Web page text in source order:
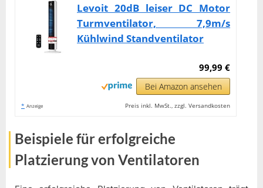
Levoit 20dB leiser DC Motor
Turmventilator, 7,9m/s
Kühlwind Standventilator
99,99 €
Bei Amazon ansehen
* Anzeige Preis inkl. MwSt., zzgl. Versandkosten
Beispiele für erfolgreiche
Platzierung von Ventilatoren